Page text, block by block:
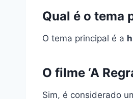
Qual é o tema
O tema principal é a
O filme ‘A
Sim, é considerado